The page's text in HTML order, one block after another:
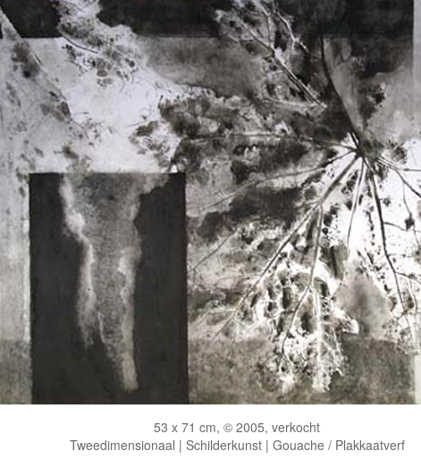
53 x 71 cm, © 2005, verkocht
Tweedimensionaal | Schilderkunst | Gouache / Plakkaatverf